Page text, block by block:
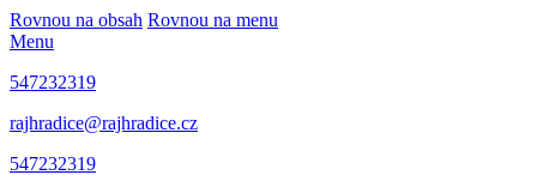
Rovnou na obsah Rovnou na menu
Menu
547232319
rajhradice@rajhradice.cz
547232319